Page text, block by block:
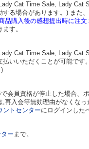
Cat Time Sale, Lady Cat
る場合があります。) また、
品購入後の感想提出時に注
す。
Cat Time Sale, Lady Cat
いいただくことが可能で
会員資格が停止した場合、
再入会等無効理由がなくな
ントセンターにログインした
ー まで。